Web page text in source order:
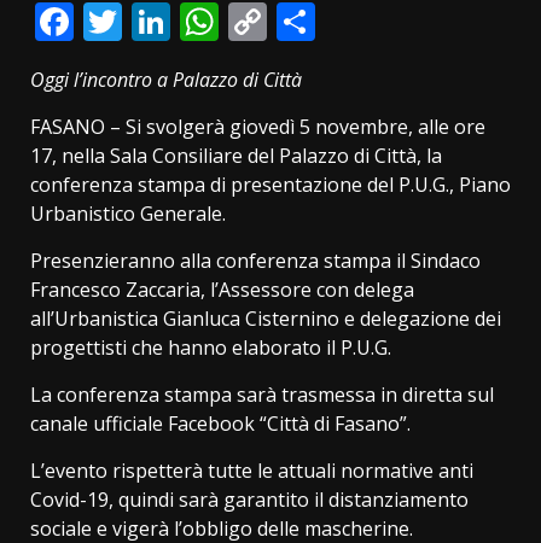
Facebook
Twitter
LinkedIn
WhatsApp
Copy
Link
Oggi l’incontro a Palazzo di Città
FASANO – Si svolgerà giovedì 5 novembre, alle ore
17, nella Sala Consiliare del Palazzo di Città, la
conferenza stampa di presentazione del P.U.G., Piano
Urbanistico Generale.
Presenzieranno alla conferenza stampa il Sindaco
Francesco Zaccaria, l’Assessore con delega
all’Urbanistica Gianluca Cisternino e delegazione dei
progettisti che hanno elaborato il P.U.G.
La conferenza stampa sarà trasmessa in diretta sul
canale ufficiale Facebook “Città di Fasano”.
L’evento rispetterà tutte le attuali normative anti
Covid-19, quindi sarà garantito il distanziamento
sociale e vigerà l’obbligo delle mascherine.